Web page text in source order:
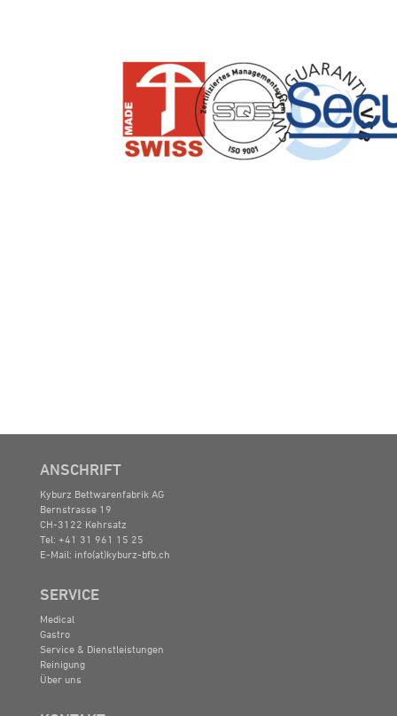
ANSCHRIFT
Kyburz Bettwarenfabrik AG
Bernstrasse 19
CH-3122 Kehrsatz
Tel: +41 31 961 15 25
E-Mail: info(at)kyburz-bfb.ch
SERVICE
Medical
Gastro
Service & Dienstleistungen
Reinigung
Über uns